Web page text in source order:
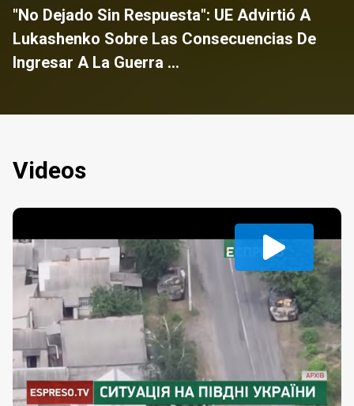
"No Dejado Sin Respuesta": UE Advirtió A
Lukashenko Sobre Las Consecuencias De
Ingresar A La Guerra ...
Videos